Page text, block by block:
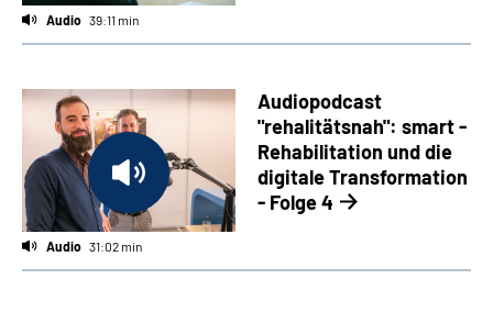
Audio 39:11 min
Audiopodcast
"rehalitätsnah": smart -
Rehabilitation und die
digitale Transformation
- Folge 4
Audio 31:02 min